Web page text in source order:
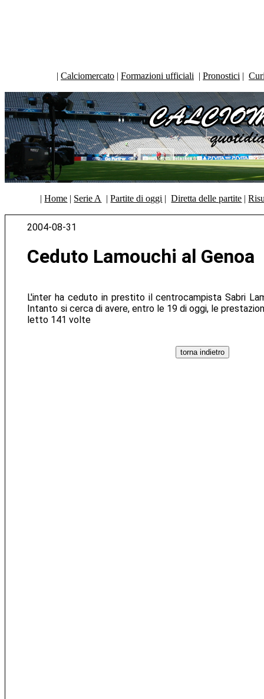
| Calciomercato | Formazioni ufficiali | Pronostici |
|Home | Serie A |Partite di oggi |Diretta delle partite |
2004-08-31
Ceduto Lamouchi al Genoa
L'inter ha ceduto in prestito il centrocampista Sabri
Intanto si cerca di avere, entro le 19 di oggi, le
letto 141 volte